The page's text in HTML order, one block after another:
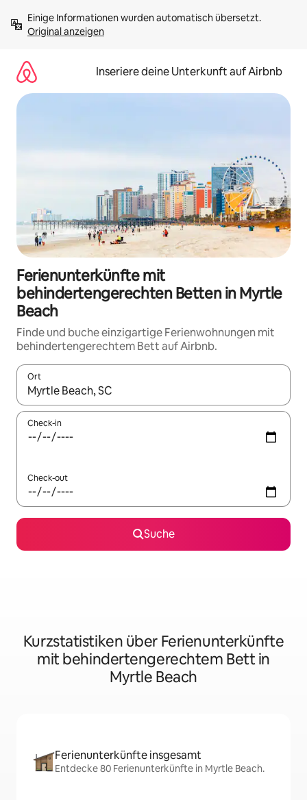
Inhalten
springenOriginal anzeigen
Inseriere deine Unterkunft auf Airbnb
Ferienunterkünfte mit
behindertengerechten Betten in Myrtle
Beach
Finde und buche einzigartige Ferienwohnungen mit
behindertengerechtem Bett auf Airbnb.
Ort
Wenn Ergebnisse verfügbar sind, navigiere mit den
Check-in
Check-out
Suche
Kurzstatistiken über Ferienunterkünfte
mit behindertengerechtem Bett in
Myrtle Beach
Ferienunterkünfte insgesamt
Entdecke 80 Ferienunterkünfte in Myrtle Beach.